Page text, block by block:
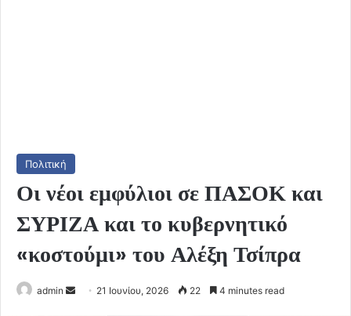
Πολιτική
Οι νέοι εμφύλιοι σε ΠΑΣΟΚ και
ΣΥΡΙΖΑ και το κυβερνητικό
«κοστούμι» του Αλέξη Τσίπρα
admin
Send 21 Ιουνίου, 2026 22 4 minutes read